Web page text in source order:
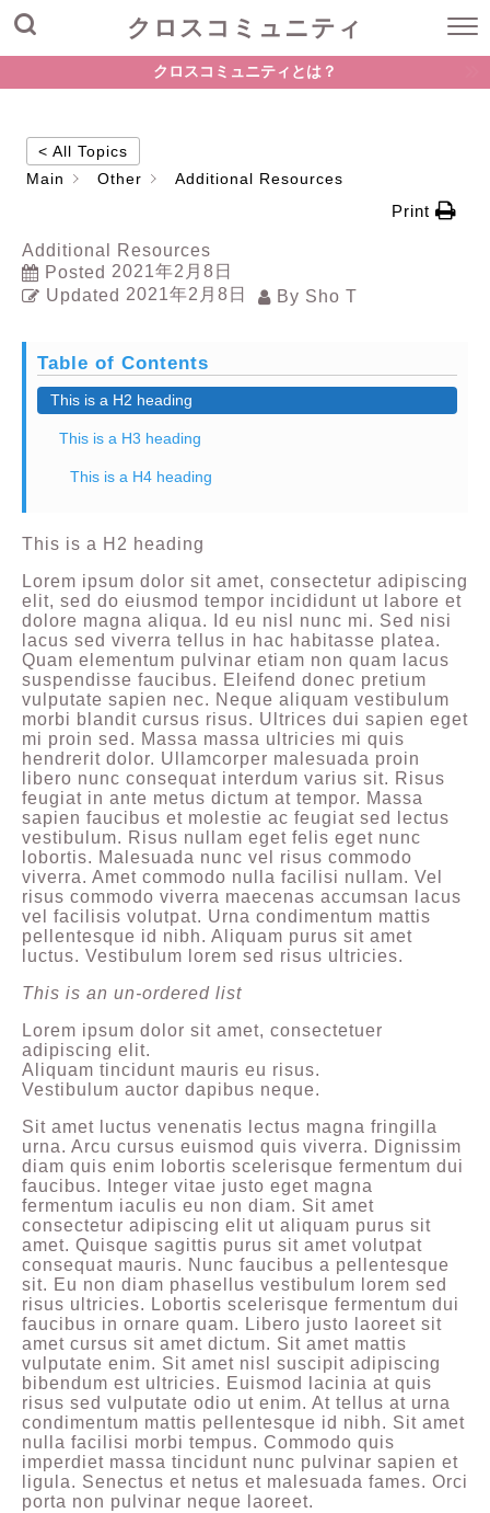
クロスコミュニティ
クロスコミュニティとは？
< All Topics
Main
Other Additional Resources
Print
Additional Resources
Posted 2021年2月8日
Updated 2021年2月8日 By Sho T
Table of Contents
This is a H2 heading
This is a H3 heading
This is a H4 heading
This is a H2 heading
Lorem ipsum dolor sit amet, consectetur adipiscing
elit, sed do eiusmod tempor incididunt ut labore et
dolore magna aliqua. Id eu nisl nunc mi. Sed nisi
lacus sed viverra tellus in hac habitasse platea.
Quam elementum pulvinar etiam non quam lacus
suspendisse faucibus. Eleifend donec pretium
vulputate sapien nec. Neque aliquam vestibulum
morbi blandit cursus risus. Ultrices dui sapien eget
mi proin sed. Massa massa ultricies mi quis
hendrerit dolor. Ullamcorper malesuada proin
libero nunc consequat interdum varius sit. Risus
feugiat in ante metus dictum at tempor. Massa
sapien faucibus et molestie ac feugiat sed lectus
vestibulum. Risus nullam eget felis eget nunc
lobortis. Malesuada nunc vel risus commodo
viverra. Amet commodo nulla facilisi nullam. Vel
risus commodo viverra maecenas accumsan lacus
vel facilisis volutpat. Urna condimentum mattis
pellentesque id nibh. Aliquam purus sit amet
luctus. Vestibulum lorem sed risus ultricies.
This is an un-ordered list
Lorem ipsum dolor sit amet, consectetuer
adipiscing elit.
Aliquam tincidunt mauris eu risus.
Vestibulum auctor dapibus neque.
Sit amet luctus venenatis lectus magna fringilla
urna. Arcu cursus euismod quis viverra. Dignissim
diam quis enim lobortis scelerisque fermentum dui
faucibus. Integer vitae justo eget magna
fermentum iaculis eu non diam. Sit amet
consectetur adipiscing elit ut aliquam purus sit
amet. Quisque sagittis purus sit amet volutpat
consequat mauris. Nunc faucibus a pellentesque
sit. Eu non diam phasellus vestibulum lorem sed
risus ultricies. Lobortis scelerisque fermentum dui
faucibus in ornare quam. Libero justo laoreet sit
amet cursus sit amet dictum. Sit amet mattis
vulputate enim. Sit amet nisl suscipit adipiscing
bibendum est ultricies. Euismod lacinia at quis
risus sed vulputate odio ut enim. At tellus at urna
condimentum mattis pellentesque id nibh. Sit amet
nulla facilisi morbi tempus. Commodo quis
imperdiet massa tincidunt nunc pulvinar sapien et
ligula. Senectus et netus et malesuada fames. Orci
porta non pulvinar neque laoreet.